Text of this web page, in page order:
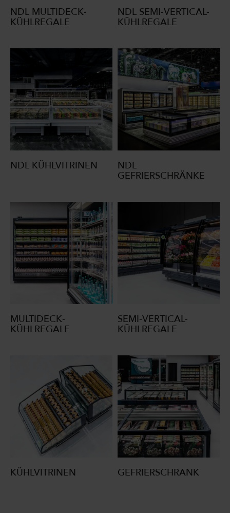
NDL MULTIDECK-
KÜHLREGALE
NDL SEMI-VERTICAL-
KÜHLREGALE
NDL KÜHLVITRINEN
NDL
GEFRIERSCHRÄNKE
MULTIDECK-
KÜHLREGALE
SEMI-VERTICAL-
KÜHLREGALE
KÜHLVITRINEN GEFRIERSCHRANK